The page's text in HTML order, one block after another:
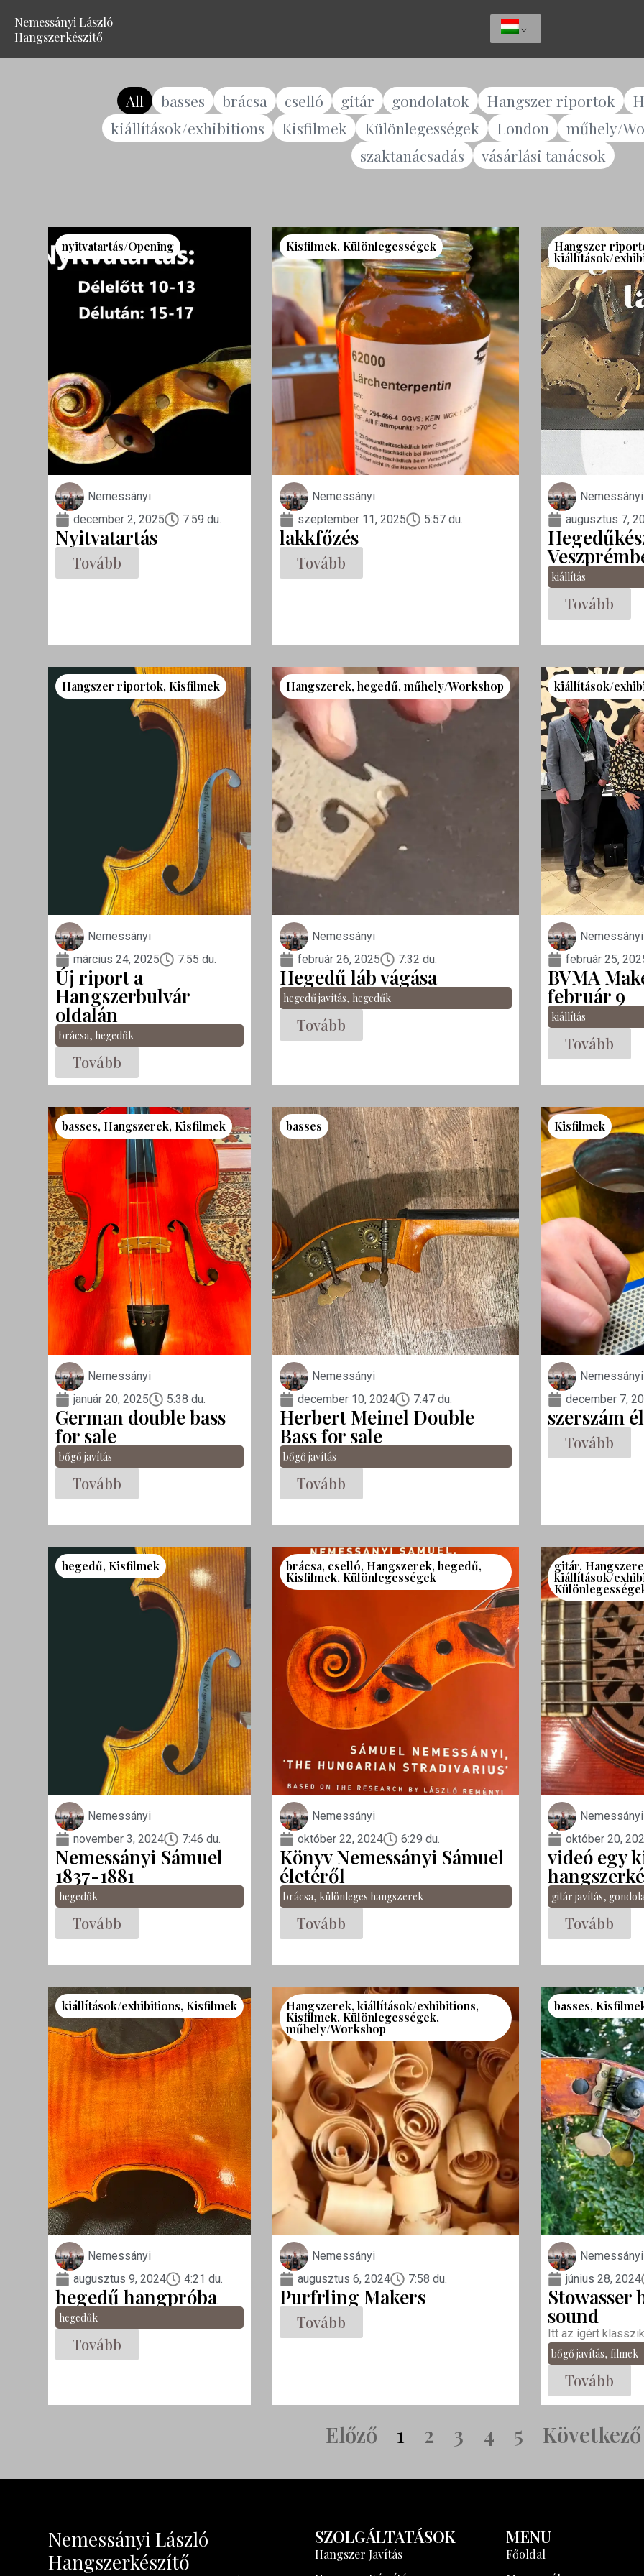
Nemessányi László
Hangszerkészítő
basses brácsa cselló gitár gondolatok Hangszer riportok
kiállítások/exhibitions
Kisfilmek Különlegességek London műhely/
szaktanácsadás
vásárlási tanácsok
All
nyitvatartás/Opening
Nemessányi
december 2, 2025
7:59 du.
Nyitvatartás
Tovább
Kisfilmek, Különlegességek
Nemessányi
szeptember 11, 2025
5:57 du.
lakkfőzés
Tovább
Hangszer
kiállítások/
Nemessányi
augusztus 7,
kiállítás
Tovább
Hangszer riportok, Kisfilmek
Nemessányi
március 24, 2025
7:55 du.
Új riport a
Hangszerbulvár
oldalán
brácsa, hegedűk
Tovább
Hangszerek,hegedű,műhely/Workshop
Nemessányi
február 26, 2025
7:32 du.
Hegedű láb vágása
hegedű javítás, hegedűk
Tovább
kiállítások/
Nemessányi
február 25,
BVMA
február 9
kiállítás
Tovább
basses, Hangszerek, Kisfilmek
Nemessányi
január 20, 2025
5:38 du.
German double bass
for sale
bőgő javítás
Tovább
basses
Nemessányi
december 10, 2024
7:47 du.
Herbert Meinel Double
Bass for sale
bőgő javítás
Tovább
Kisfilmek
Nemessányi
december 7,
szerszám
Tovább
hegedű, Kisfilmek
Nemessányi
november 3, 2024
7:46 du.
Nemessányi Sámuel
1837-1881
hegedűk
Tovább
brácsa, cselló, Hangszerek,hegedű,
Kisfilmek, Különlegességek
Nemessányi
október 22, 2024
6:29 du.
Könyv Nemessányi Sámuel
életéről
brácsa, különleges hangszerek
Tovább
gitár,
kiállítások/
Nemessányi
október 20,
videó egy
gitár javítás,
Tovább
kiállítások/exhibitions, Kisfilmek
Nemessányi
augusztus 9, 2024
4:21 du.
hegedű hangpróba
hegedűk
Tovább
Hangszerek,kiállítások/exhibitions,
Kisfilmek, Különlegességek,
műhely/Workshop
Nemessányi
augusztus 6, 2024
7:58 du.
Purfrling Makers
Tovább
basses,
Nemessányi
június 28, 2024
Stowasser
sound
Itt az ígért
bőgő javítás, filmek
Tovább
Előző 1 2 3 4 5 Következő
Nemessányi László
Hangszerkészítő
SZOLGÁLTATÁSOK
Hangszer Javítás
MENU
Főoldal